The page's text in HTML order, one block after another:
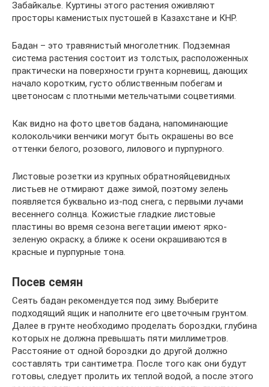
Забайкалье. Куртины этого растения оживляют
просторы каменистых пустошей в Казахстане и КНР.
Бадан – это травянистый многолетник. Подземная
система растения состоит из толстых, расположенных
практически на поверхности грунта корневищ, дающих
начало коротким, густо облиственным побегам и
цветоносам с плотными метельчатыми соцветиями.
Как видно на фото цветов бадана, напоминающие
колокольчики венчики могут быть окрашены во все
оттенки белого, розового, лилового и пурпурного.
Листовые розетки из крупных обратнояйцевидных
листьев не отмирают даже зимой, поэтому зелень
появляется буквально из-под снега, с первыми лучами
весеннего солнца. Кожистые гладкие листовые
пластины во время сезона вегетации имеют ярко-
зеленую окраску, а ближе к осени окрашиваются в
красные и пурпурные тона.
Посев семян
Сеять бадан рекомендуется под зиму. Выберите
подходящий ящик и наполните его цветочным грунтом.
Далее в грунте необходимо проделать бороздки, глубина
которых не должна превышать пяти миллиметров.
Расстояние от одной бороздки до другой должно
составлять три сантиметра. После того как они будут
готовы, следует пролить их теплой водой, а после этого